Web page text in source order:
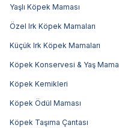
Yaşlı Köpek Maması
Özel Irk Köpek Mamaları
Küçük Irk Köpek Mamaları
Köpek Konservesi & Yaş Mama
Köpek Kemikleri
Köpek Ödül Maması
Köpek Taşıma Çantası